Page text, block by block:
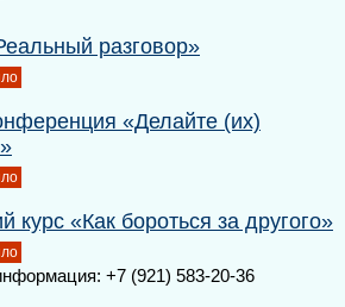
разговор»
«Делайте (их)
«Как бороться за другого»
+7 (921) 583-20-36